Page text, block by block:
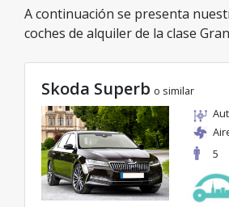
A continuación se presenta
coches de alquiler de la clase
modelo ideal de la categoría
tarifas excelentes desde solo
Skoda Superb o similar
5